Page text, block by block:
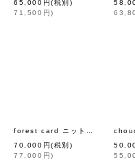
65,000 円(税別)
71,500 円)
forest card ニットプルオーバー (ADA8042:GY)
70,000 円(税別)
77,000 円)